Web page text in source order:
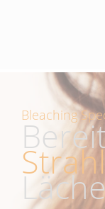
Bleaching